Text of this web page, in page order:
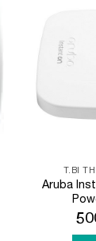
T.BI
Aruba